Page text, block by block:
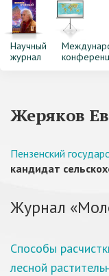
Научный
журнал
Жеряков
Пензенский
кандидат
Журнал
Способы
лесной